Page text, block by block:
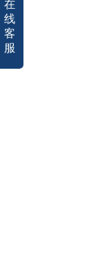
线
客
服